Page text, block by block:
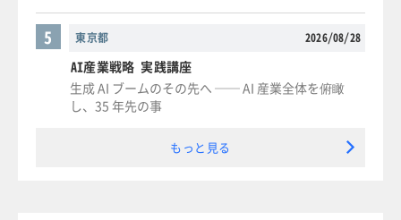
東京都 2026/08/28
5
AI産業戦略 実践講座
生成 AI ブームのその先へ ── AI 産業全体を俯瞰
し、35 年先の事
もっと見る